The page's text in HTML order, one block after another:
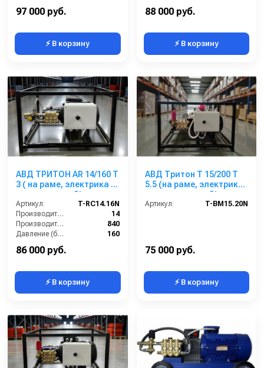
Мощность (кВт):
97 000 руб.
⚡ В корзину
Напряжение (В):
88 000 руб.
⚡ В корзину
АВД ТРИТОН AR 14/160 T
3 ( на раме, электрика с
теплозащитой)
Артикул:
T-RC14.16N
Производительность (л/мин):
14
Производительность (л/ч):
840
Давление (бар):
160
Напряжение (В):
86 000 руб.
⚡ В корзину
АВД Тритон Т 15/200 Т
5.5 (на раме, электрика
с теплозащитой)
Артикул: T-BM15.20N
75 000 руб.
⚡ В корзину